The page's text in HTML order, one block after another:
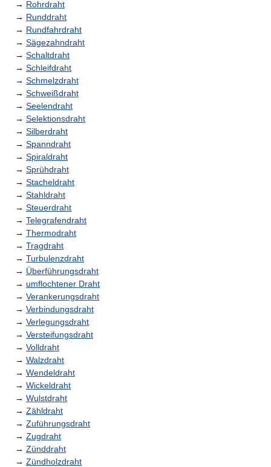
→ Rohrdraht
→ Runddraht
→ Rundfahrdraht
→ Sägezahndraht
→ Schaltdraht
→ Schleifdraht
→ Schmelzdraht
→ Schweißdraht
→ Seelendraht
→ Selektionsdraht
→ Silberdraht
→ Spanndraht
→ Spiraldraht
→ Sprühdraht
→ Stacheldraht
→ Stahldraht
→ Steuerdraht
→ Telegrafendraht
→ Thermodraht
→ Tragdraht
→ Turbulenzdraht
→ Überführungsdraht
→ umflochtener Draht
→ Verankerungsdraht
→ Verbindungsdraht
→ Verlegungsdraht
→ Versteifungsdraht
→ Volldraht
→ Walzdraht
→ Wendeldraht
→ Wickeldraht
→ Wulstdraht
→ Zähldraht
→ Zuführungsdraht
→ Zugdraht
→ Zünddraht
→ Zündholzdraht